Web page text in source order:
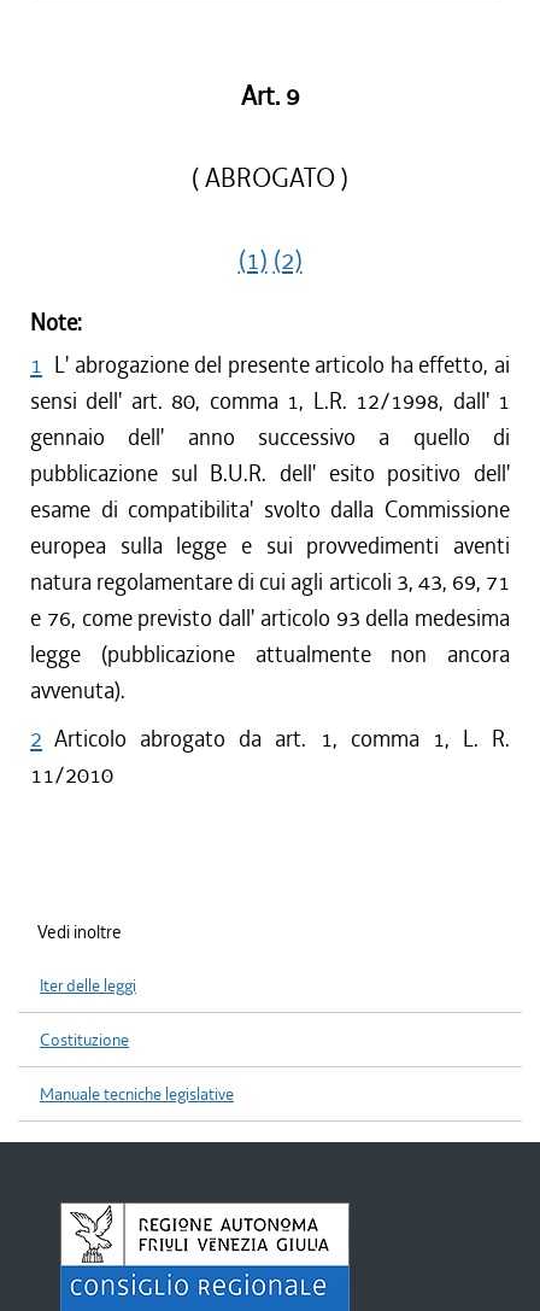
Art. 9
( ABROGATO )
(1) (2)
Note:
1 L' abrogazione del presente articolo ha effetto, ai
sensi dell' art. 80, comma 1, L.R. 12/1998, dall' 1
gennaio dell' anno successivo a quello di
pubblicazione sul B.U.R. dell' esito positivo dell'
esame di compatibilita' svolto dalla Commissione
europea sulla legge e sui provvedimenti aventi
natura regolamentare di cui agli articoli 3, 43, 69, 71
e 76, come previsto dall' articolo 93 della medesima
legge (pubblicazione attualmente non ancora
avvenuta).
2 Articolo abrogato da art. 1, comma 1, L. R.
11/2010
Vedi inoltre
Iter delle leggi
Costituzione
Manuale tecniche legislative